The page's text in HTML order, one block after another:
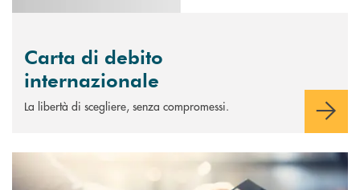
Carta di debito
internazionale
La libertà di scegliere, senza compromessi.